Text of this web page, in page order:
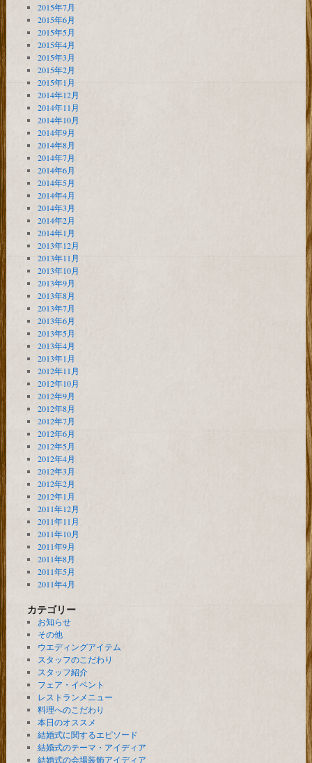
2015年7月
2015年6月
2015年5月
2015年4月
2015年3月
2015年2月
2015年1月
2014年12月
2014年11月
2014年10月
2014年9月
2014年8月
2014年7月
2014年6月
2014年5月
2014年4月
2014年3月
2014年2月
2014年1月
2013年12月
2013年11月
2013年10月
2013年9月
2013年8月
2013年7月
2013年6月
2013年5月
2013年4月
2013年1月
2012年11月
2012年10月
2012年9月
2012年8月
2012年7月
2012年6月
2012年5月
2012年4月
2012年3月
2012年2月
2012年1月
2011年12月
2011年11月
2011年10月
2011年9月
2011年8月
2011年5月
2011年4月
カテゴリー
お知らせ
その他
ウエディングアイテム
スタッフのこだわり
スタッフ紹介
フェア・イベント
レストランメニュー
料理へのこだわり
本日のオススメ
結婚式に関するエピソード
結婚式のテーマ・アイディア
結婚式の会場装飾アイディア